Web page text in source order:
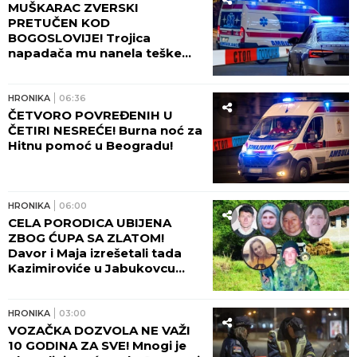
Tinejdžer (19) otimao lančiće
po Novom Sadu, a onda
napao policajce!
AUTOMOBIL SLETEO U
JEZERO! Stravična nesreća
kod Čačka - izvlačenje vozila u
toku! (VIDEO)
"KO JE U POLICIJI OBRISAO
DOKAZE IZ MILANOVOG
TELEFONA?!" Dve godine od
nestanka farmaceuta iz Niša,
majka Marica očajna: Njega su
negde odveli...
GORELI NAPUŠTENI OBJEKTI!
Drama u Beogradu rano
jutros!